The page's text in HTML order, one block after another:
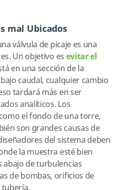
mal Ubicados
válvula de picaje es una
Un objetivo es evitar el
en una sección de la
caudal, cualquier cambio
tardará más en ser
analíticos. Los
el fondo de una torre,
son grandes causas de
del sistema deben
la muestra esté bien
abajo de turbulencias
de bombas, orificios de